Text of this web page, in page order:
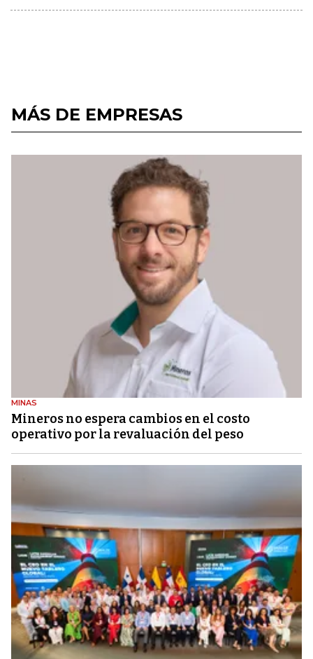
MÁS DE EMPRESAS
MINAS
Mineros no espera cambios en el costo
operativo por la revaluación del peso